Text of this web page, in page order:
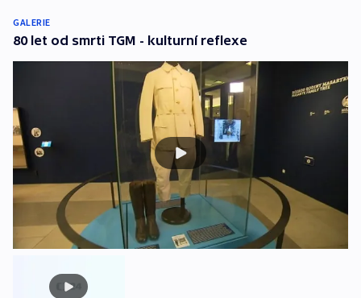
GALERIE
80 let od smrti TGM - kulturní reflexe